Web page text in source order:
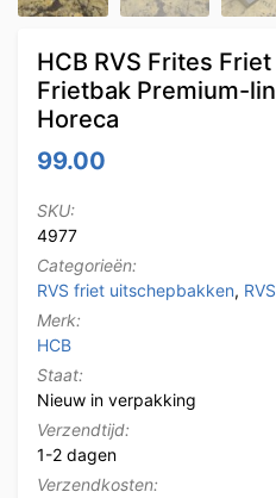
HCB RVS Frites
Frietbak Premium-
Horeca
99.00
SKU:
4977
Categorieën:
RVS friet uitschepbakken,
Merk:
HCB
Staat:
Nieuw in verpakking
Verzendtijd:
1-2 dagen
Verzendkosten: